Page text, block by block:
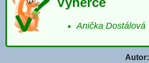
Anička Dostálová
Autor: